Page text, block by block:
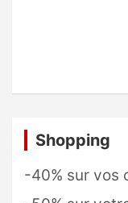
Shopping
-40% sur vos